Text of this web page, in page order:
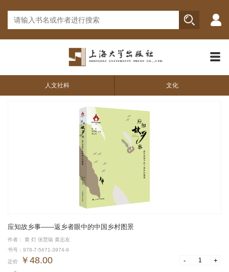
人文社科 文化
应知故乡事——返乡者眼中的中国乡村图景
作者： 黄 灯 张慧瑜 黄志友
书号：978-7-5671-3974-9
定价 ￥48.00 - +